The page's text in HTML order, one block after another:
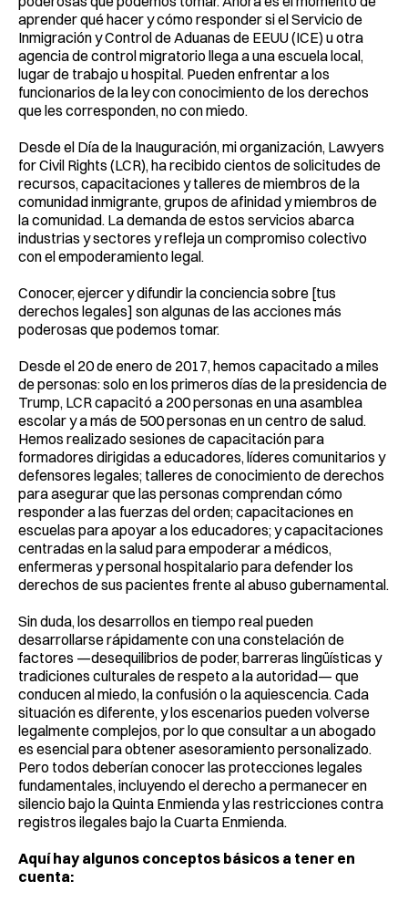
aprender qué hacer y cómo responder si el Servicio de
Inmigración y Control de Aduanas de EEUU (ICE) u otra
agencia de control migratorio llega a una escuela local,
lugar de trabajo u hospital. Pueden enfrentar a los
funcionarios de la ley con conocimiento de los derechos
que les corresponden, no con miedo.
Desde el Día de la Inauguración, mi organización, Lawyers
for Civil Rights (LCR), ha recibido cientos de solicitudes de
recursos, capacitaciones y talleres de miembros de la
comunidad inmigrante, grupos de afinidad y miembros de
la comunidad. La demanda de estos servicios abarca
industrias y sectores y refleja un compromiso colectivo
con el empoderamiento legal.
Conocer, ejercer y difundir la conciencia sobre [tus
derechos legales] son algunas de las acciones más
poderosas que podemos tomar.
Desde el 20 de enero de 2017, hemos capacitado a miles
de personas: solo en los primeros días de la presidencia de
Trump, LCR capacitó a 200 personas en una asamblea
escolar y a más de 500 personas en un centro de salud.
Hemos realizado sesiones de capacitación para
formadores dirigidas a educadores, líderes comunitarios y
defensores legales; talleres de conocimiento de derechos
para asegurar que las personas comprendan cómo
responder a las fuerzas del orden; capacitaciones en
escuelas para apoyar a los educadores; y capacitaciones
centradas en la salud para empoderar a médicos,
enfermeras y personal hospitalario para defender los
derechos de sus pacientes frente al abuso gubernamental.
Sin duda, los desarrollos en tiempo real pueden
desarrollarse rápidamente con una constelación de
factores —desequilibrios de poder, barreras lingüísticas y
tradiciones culturales de respeto a la autoridad— que
conducen al miedo, la confusión o la aquiescencia. Cada
situación es diferente, y los escenarios pueden volverse
legalmente complejos, por lo que consultar a un abogado
es esencial para obtener asesoramiento personalizado.
Pero todos deberían conocer las protecciones legales
fundamentales, incluyendo el derecho a permanecer en
silencio bajo la Quinta Enmienda y las restricciones contra
registros ilegales bajo la Cuarta Enmienda.
Aquí hay algunos conceptos básicos a tener en
cuenta: